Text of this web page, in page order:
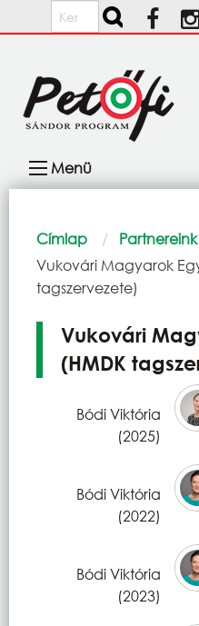
Ugrás a tartalomra
Keresés
navigáció
Menü
Morzsa
Címlap
Partnereink
Current:
Vukovári Magyarok
tagszervezete)
Vukovári
(HMDK
Bódi Viktória
(2025)
Bódi Viktória
(2022)
Bódi Viktória
(2023)